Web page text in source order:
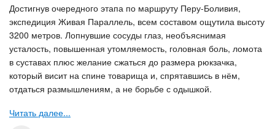
Достигнув очередного этапа по маршруту Перу-Боливия,
экспедиция Живая Параллель, всем составом ощутила высоту
3200 метров. Лопнувшие сосуды глаз, необъяснимая
усталость, повышенная утомляемость, головная боль, ломота
в суставах плюс желание сжаться до размера рюкзачка,
который висит на спине товарища и, спрятавшись в нём,
отдаться размышлениям, а не борьбе с одышкой.
Читать далее...